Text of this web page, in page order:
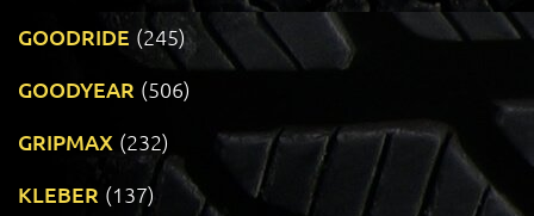
GOODRIDE (245)
GOODYEAR (506)
GRIPMAX (232)
KLEBER (137)